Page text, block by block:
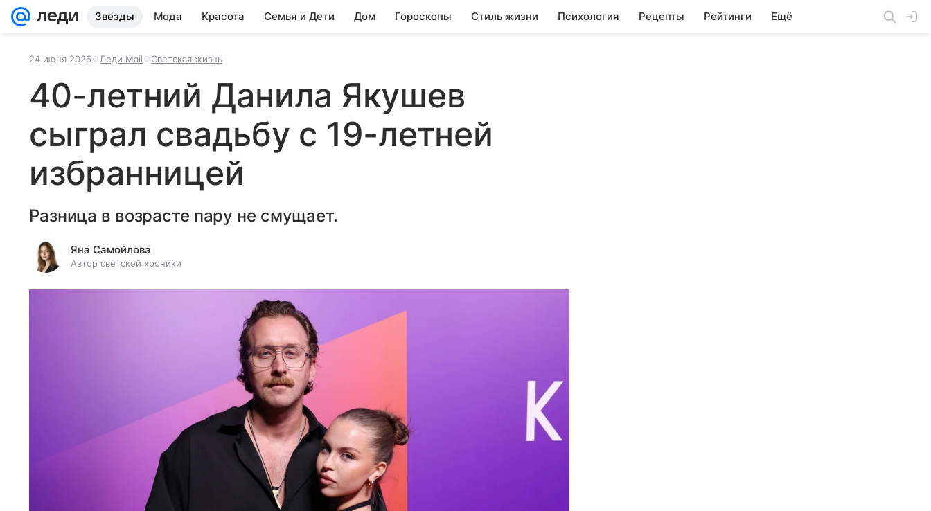
Звезды Мода Красота Семья и Дети Дом Гороскопы Стиль жизни Психология Рецепты Рейтинги Ещё
24 июня 2026 Леди Mail Светская жизнь
40-летний Данила Якушев
сыграл свадьбу с 19-летней
избранницей
Разница в возрасте пару не смущает.
Яна Самойлова
Автор светской хроники